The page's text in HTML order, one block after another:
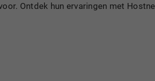
Ontdek hun ervaringen met